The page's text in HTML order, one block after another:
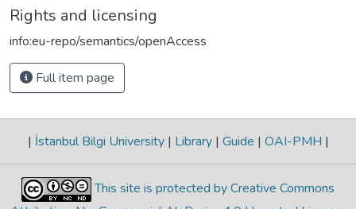
Rights and licensing
info:eu-repo/semantics/openAccess
Full item page
| İstanbul Bilgi University | Library | Guide | OAI-PMH |
This site is protected by Creative Commons